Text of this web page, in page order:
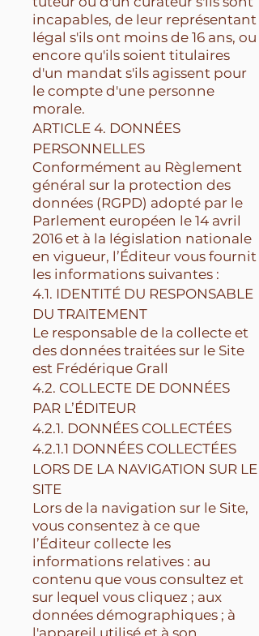
incapables, de leur représentant
légal s'ils ont moins de 16 ans, ou
encore qu'ils soient titulaires
d'un mandat s'ils agissent pour
le compte d'une personne
morale.
ARTICLE 4. DONNÉES
PERSONNELLES
Conformément au Règlement
général sur la protection des
données (RGPD) adopté par le
Parlement européen le 14 avril
2016 et à la législation nationale
en vigueur, l’Éditeur vous fournit
les informations suivantes :
4.1. IDENTITÉ DU RESPONSABLE
DU TRAITEMENT
Le responsable de la collecte et
des données traitées sur le Site
est Frédérique Grall
4.2. COLLECTE DE DONNÉES
PAR L’ÉDITEUR
4.2.1. DONNÉES COLLECTÉES
4.2.1.1 DONNÉES COLLECTÉES
LORS DE LA NAVIGATION SUR LE
SITE
Lors de la navigation sur le Site,
vous consentez à ce que
l’Éditeur collecte les
informations relatives : au
contenu que vous consultez et
sur lequel vous cliquez ; aux
données démographiques ; à